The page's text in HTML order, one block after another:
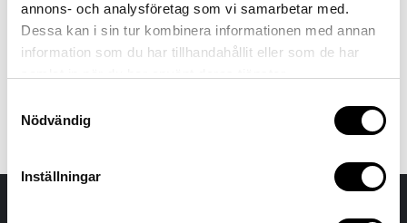
annons- och analysföretag som vi samarbetar med.
Dessa kan i sin tur kombinera informationen med annan
information som du har tillhandahållit eller som de har
Nödvändig
Inställningar